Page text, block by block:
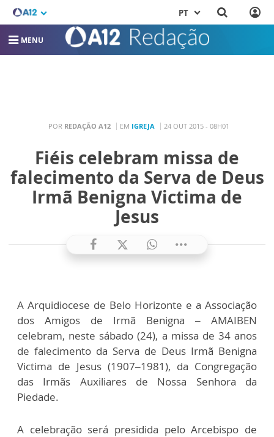
PT
MENU
POR REDAÇÃO A12 EM IGREJA 24 OUT 2015 - 08H01
Fiéis celebram missa de
falecimento da Serva de Deus
Irmã Benigna Victima de
Jesus
A Arquidiocese de Belo Horizonte e a Associação
dos Amigos de Irmã Benigna – AMAIBEN
celebram, neste sábado (24), a missa de 34 anos
de falecimento da Serva de Deus Irmã Benigna
Victima de Jesus (1907–1981), da Congregação
das Irmãs Auxiliares de Nossa Senhora da
Piedade.
A celebração será presidida pelo Arcebispo de